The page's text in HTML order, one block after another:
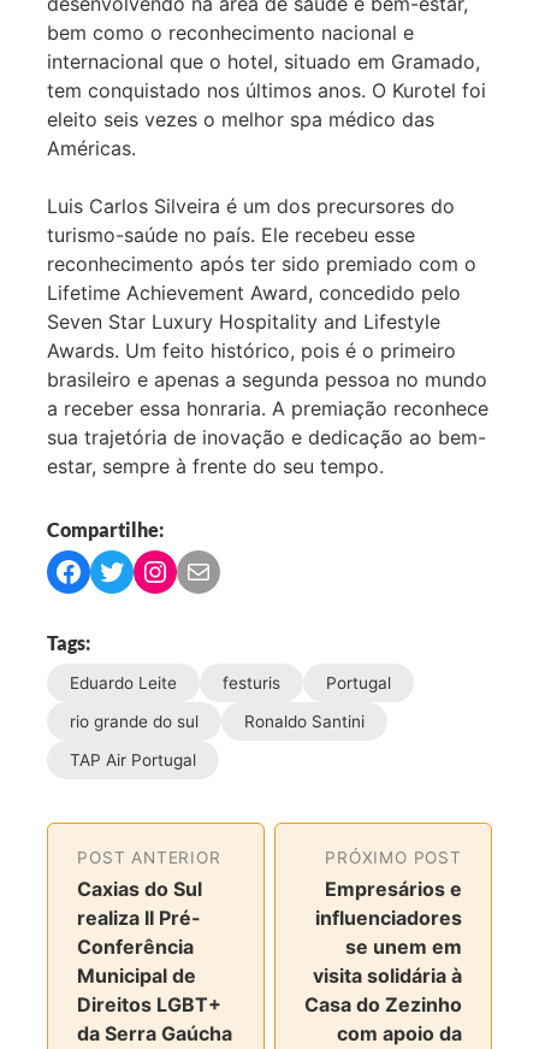
bem como o reconhecimento nacional e
internacional que o hotel, situado em Gramado,
tem conquistado nos últimos anos. O Kurotel foi
eleito seis vezes o melhor spa médico das
Américas.
Luis Carlos Silveira é um dos precursores do
turismo-saúde no país. Ele recebeu esse
reconhecimento após ter sido premiado com o
Lifetime Achievement Award, concedido pelo
Seven Star Luxury Hospitality and Lifestyle
Awards. Um feito histórico, pois é o primeiro
brasileiro e apenas a segunda pessoa no mundo
a receber essa honraria. A premiação reconhece
sua trajetória de inovação e dedicação ao bem-
estar, sempre à frente do seu tempo.
Compartilhe:
C
a
r
a
r
n
o
F
a
c
C
a
r
a
r
n
o
T
w
i
C
a
r
i
a
r
n
o
I
n
s
C
a
a
e
-
Tags:
Eduardo Leite festuris
Portugal
rio grande do sul
Ronaldo Santini
TAP Air Portugal
POST ANTERIOR
Caxias do Sul
realiza II Pré-
Conferência
Municipal de
Direitos LGBT+
da Serra Gaúcha
PRÓXIMO POST
Empresários e
influenciadores
se unem em
visita solidária à
Casa do Zezinho
com apoio da